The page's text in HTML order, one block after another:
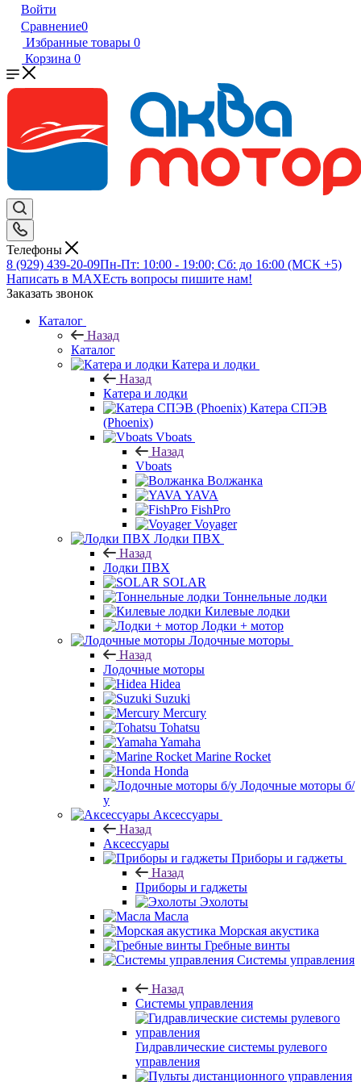
Войти
Сравнение0
Избранные товары 0
Корзина 0
Телефоны
8 (929) 439-20-09Пн-Пт: 10:00 - 19:00; Сб: до 16:00 (МСК +5)
Написать в MAXЕсть вопросы пишите нам!
Заказать звонок
Каталог
Назад
Каталог
Катера и лодки
Назад
Катера и лодки
Катера СПЭВ
(Phoenix)
Vboats
Назад
Vboats
Волжанка
YAVA
FishPro
Voyager
Лодки ПВХ
Назад
Лодки ПВХ
SOLAR
Тоннельные лодки
Килевые лодки
Лодки + мотор
Лодочные моторы
Назад
Лодочные моторы
Hidea
Suzuki
Mercury
Tohatsu
Yamaha
Marine Rocket
Honda
Лодочные моторы б/
у
Аксессуары
Назад
Аксессуары
Приборы и гаджеты
Назад
Приборы и гаджеты
Эхолоты
Масла
Морская акустика
Гребные винты
Системы управления
Назад
Системы управления
Гидравлические системы рулевого
управления